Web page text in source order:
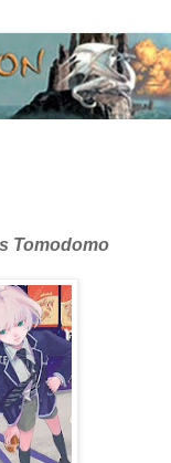
Tomodomo